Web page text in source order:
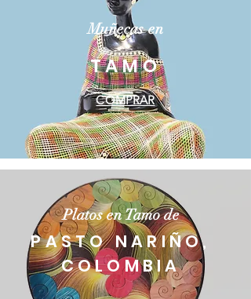
Muñecas en
TAMO
COMPRAR
Platos en Tamo de
PASTO NARIÑO,
COLOMBIA